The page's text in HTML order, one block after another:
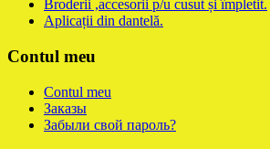
Broderii ,accesorii p/u cusut și împletit.
Aplicații din dantelă.
Contul meu
Contul meu
Заказы
Забыли свой пароль?